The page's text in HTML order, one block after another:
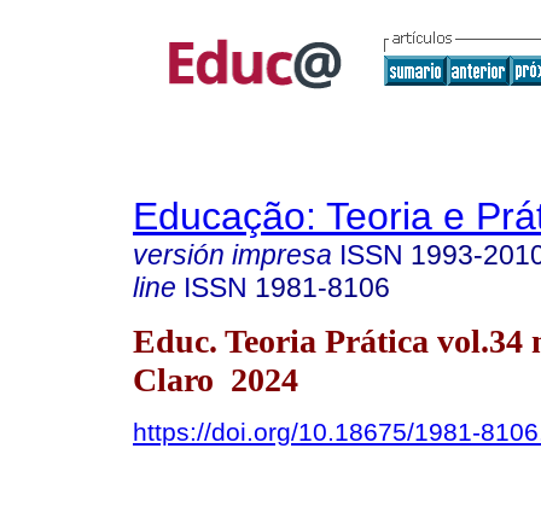
Educação: Teoria e
versión impresa ISSN 1993-
line ISSN 1981-8106
Educ. Teoria Prática vol.34
Claro 2024
https://doi.org/10.18675/1981-